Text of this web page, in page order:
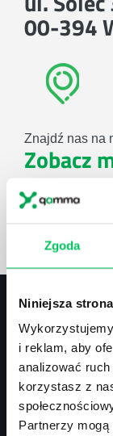
Zgoda
Niniejsza
i reklam, aby
analizować
korzystasz z
Partnerzy mogą
00-394
Znajdź nas na
Zobacz
Kontakt
tel.: 505 273 550